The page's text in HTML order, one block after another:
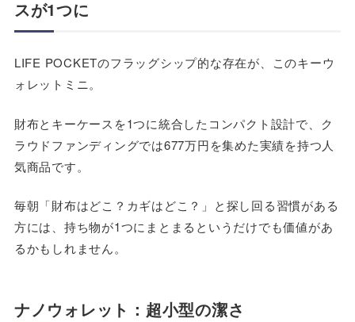
スが1つに
LIFE POCKETのフラッグシップ的な存在が、このキーウ
ォレットミニ。
財布とキーケースを1つに統合したコンパクト設計で、ク
ラウドファンディングでは677万円を集めた実績を持つ人
気商品です。
毎朝「財布はどこ？カギはどこ？」と探し回る習慣がある
方には、持ち物が1つにまとまるというだけでも価値があ
るかもしれません。
ナノウォレット：超小型の潔さ